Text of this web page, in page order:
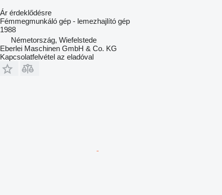
Ár érdeklődésre
Fémmegmunkáló gép - lemezhajlító gép
1988
Németország, Wiefelstede
Eberlei Maschinen GmbH & Co. KG
Kapcsolatfelvétel az eladóval